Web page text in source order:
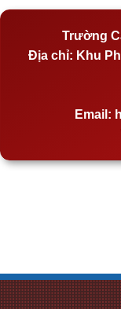
Trường
Địa chỉ: Khu
Email: